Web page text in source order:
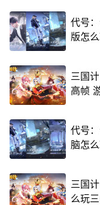
代号
版怎
三国
高帧
代号
脑怎
三国
么玩